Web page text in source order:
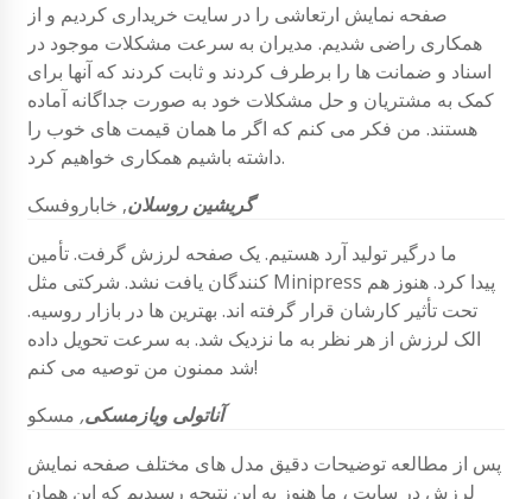
صفحه نمایش ارتعاشی را در سایت خریداری کردیم و از
همکاری راضی شدیم. مدیران به سرعت مشکلات موجود در
اسناد و ضمانت ها را برطرف کردند و ثابت کردند که آنها برای
کمک به مشتریان و حل مشکلات خود به صورت جداگانه آماده
هستند. من فکر می کنم که اگر ما همان قیمت های خوب را
داشته باشیم همکاری خواهیم کرد.
گریشین روسلان, خاباروفسک
ما درگیر تولید آرد هستیم. یک صفحه لرزش گرفت. تأمین
کنندگان یافت نشد. شرکتی مثل Minipress پیدا کرد. هنوز هم
تحت تأثیر کارشان قرار گرفته اند. بهترین ها در بازار روسیه.
الک لرزش از هر نظر به ما نزدیک شد. به سرعت تحویل داده
شد ممنون من توصیه می کنم!
آناتولی ویازمسکی, مسکو
پس از مطالعه توضیحات دقیق مدل های مختلف صفحه نمایش
لرزش در سایت ، ما هنوز به این نتیجه رسیدیم که این همان